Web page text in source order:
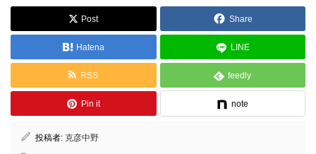
Post Share
Hatena LINE
RSS feedly
Pin it note
投稿者: 克彦中野